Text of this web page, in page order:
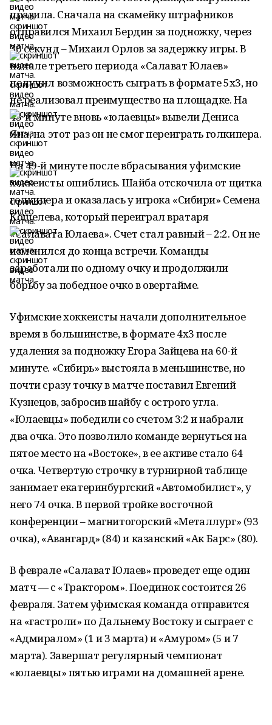
правила. Сначала на скамейку штрафников
отправился Михаил Бердин за подножку, через
30 секунд – Михаил Орлов за задержку игры. В
начале третьего периода «Салават Юлаев»
получил возможность сыграть в формате 5х3, но
не реализовал преимущество на площадке. На
43-й минуте вновь «юлаевцы» вывели Дениса
Яна, на этот раз он не смог переиграть голкипера.
На 49-й минуте после вбрасывания уфимские
хоккеисты ошиблись. Шайба отскочила от щитка
голкипера и оказалась у игрока «Сибири» Семена
Кошелева, который переиграл вратаря
«Салавата Юлаева». Счет стал равный – 2:2. Он не
изменился до конца встречи. Команды
заработали по одному очку и продолжили
борьбу за победное очко в овертайме.
Уфимские хоккеисты начали дополнительное
время в большинстве, в формате 4х3 после
удаления за подножку Егора Зайцева на 60-й
минуте. «Сибирь» выстояла в меньшинстве, но
почти сразу точку в матче поставил Евгений
Кузнецов, забросив шайбу с острого угла.
«Юлаевцы» победили со счетом 3:2 и набрали
два очка. Это позволило команде вернуться на
пятое место на «Востоке», в ее активе стало 64
очка. Четвертую строчку в турнирной таблице
занимает екатеринбургский «Автомобилист», у
него 74 очка. В первой тройке восточной
конференции – магнитогорский «Металлург» (93
очка), «Авангард» (84) и казанский «Ак Барс» (80).
В феврале «Салават Юлаев» проведет еще один
матч — с «Трактором». Поединок состоится 26
февраля. Затем уфимская команда отправится
на «гастроли» по Дальнему Востоку и сыграет с
«Адмиралом» (1 и 3 марта) и «Амуром» (5 и 7
марта). Завершат регулярный чемпионат
«юлаевцы» пятью играми на домашней арене.